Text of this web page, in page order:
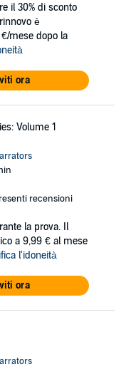
il 30% di sconto
è
mese dopo la
ora
Volume 1
recensioni
la prova. Il
a 9,99 € al mese
l'idoneità
ora